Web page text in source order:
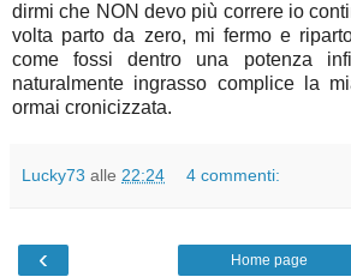
dirmi che NON devo più correre io
volta parto da zero, mi fermo e
come fossi dentro una potenza
naturalmente ingrasso complice la
ormai cronicizzata.
Lucky73 alle 22:24 4 commenti:
‹ Home page